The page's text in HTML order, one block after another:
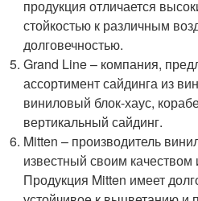
продукция отличается
стойкостью к различным
долговечностью.
Grand Line – компания,
ассортимент сайдинга из
виниловый блок-хаус,
вертикальный сайдинг.
Mitten – производитель
известный своим
Продукция Mitten имеет